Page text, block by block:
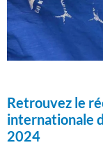
Retrouvez le
internationale
2024